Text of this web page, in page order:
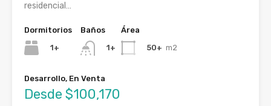
residencial…
Dormitorios
1+
Baños
1+
Área
50+ m2
Desarrollo, En Venta
Desde $100,170